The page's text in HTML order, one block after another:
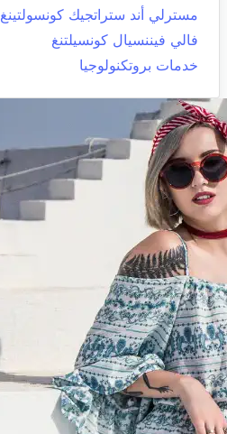
مسترلي أند ستراتجيك كونسولتينغ
فالي فيننسيال كونسيلتنغ
خدمات بروتكنولوجيا